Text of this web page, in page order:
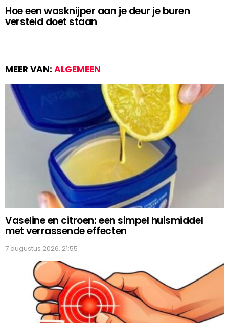
Hoe een wasknijper aan je deur je buren
versteld doet staan
MEER VAN: ALGEMEEN
Vaseline en citroen: een simpel huismiddel
met verrassende effecten
7 augustus 2026, 21:55